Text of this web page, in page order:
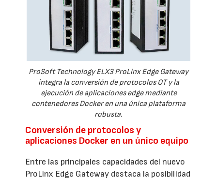
ProSoft Technology ELX3 ProLinx Edge Gateway
integra la conversión de protocolos OT y la
ejecución de aplicaciones edge mediante
contenedores Docker en una única plataforma
robusta.
Conversión de protocolos y
aplicaciones Docker en un único equipo
Entre las principales capacidades del nuevo
ProLinx Edge Gateway destaca la posibilidad